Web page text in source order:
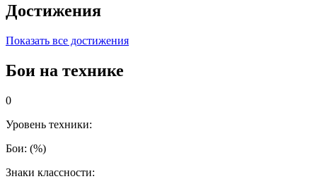
Достижения
Показать все достижения
Бои на технике
0
Уровень техники:
Бои: (%)
Знаки классности: